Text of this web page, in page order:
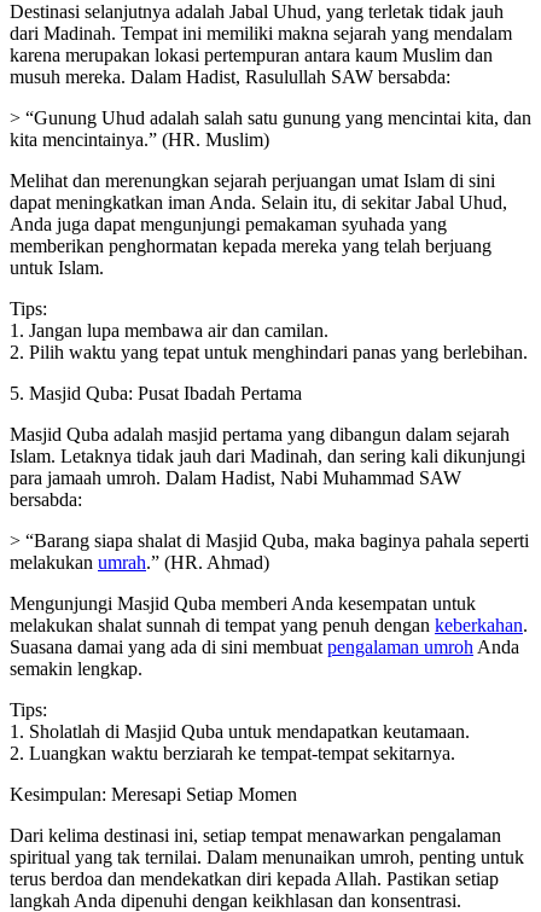
Destinasi selanjutnya adalah Jabal Uhud, yang terletak tidak jauh
dari Madinah. Tempat ini memiliki makna sejarah yang mendalam
karena merupakan lokasi pertempuran antara kaum Muslim dan
musuh mereka. Dalam Hadist, Rasulullah SAW bersabda:
> “Gunung Uhud adalah salah satu gunung yang mencintai kita, dan
kita mencintainya.” (HR. Muslim)
Melihat dan merenungkan sejarah perjuangan umat Islam di sini
dapat meningkatkan iman Anda. Selain itu, di sekitar Jabal Uhud,
Anda juga dapat mengunjungi pemakaman syuhada yang
memberikan penghormatan kepada mereka yang telah berjuang
untuk Islam.
Tips:
1. Jangan lupa membawa air dan camilan.
2. Pilih waktu yang tepat untuk menghindari panas yang berlebihan.
5. Masjid Quba: Pusat Ibadah Pertama
Masjid Quba adalah masjid pertama yang dibangun dalam sejarah
Islam. Letaknya tidak jauh dari Madinah, dan sering kali dikunjungi
para jamaah umroh. Dalam Hadist, Nabi Muhammad SAW
bersabda:
> “Barang siapa shalat di Masjid Quba, maka baginya pahala seperti
melakukan umrah.” (HR. Ahmad)
Mengunjungi Masjid Quba memberi Anda kesempatan untuk
melakukan shalat sunnah di tempat yang penuh dengan keberkahan.
Suasana damai yang ada di sini membuat pengalaman umroh Anda
semakin lengkap.
Tips:
1. Sholatlah di Masjid Quba untuk mendapatkan keutamaan.
2. Luangkan waktu berziarah ke tempat-tempat sekitarnya.
Kesimpulan: Meresapi Setiap Momen
Dari kelima destinasi ini, setiap tempat menawarkan pengalaman
spiritual yang tak ternilai. Dalam menunaikan umroh, penting untuk
terus berdoa dan mendekatkan diri kepada Allah. Pastikan setiap
langkah Anda dipenuhi dengan keikhlasan dan konsentrasi.